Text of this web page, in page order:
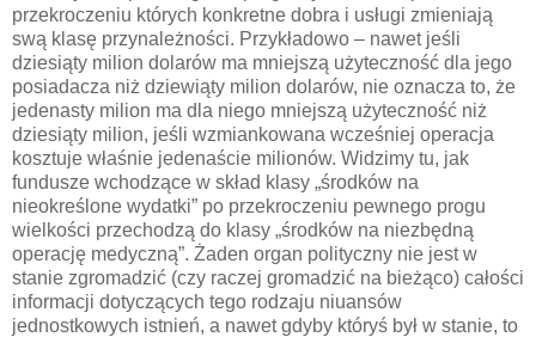
przekroczeniu których konkretne dobra i usługi zmieniają
swą klasę przynależności. Przykładowo – nawet jeśli
dziesiąty milion dolarów ma mniejszą użyteczność dla jego
posiadacza niż dziewiąty milion dolarów, nie oznacza to, że
jedenasty milion ma dla niego mniejszą użyteczność niż
dziesiąty milion, jeśli wzmiankowana wcześniej operacja
kosztuje właśnie jedenaście milionów. Widzimy tu, jak
fundusze wchodzące w skład klasy „środków na
nieokreślone wydatki” po przekroczeniu pewnego progu
wielkości przechodzą do klasy „środków na niezbędną
operację medyczną”. Żaden organ polityczny nie jest w
stanie zgromadzić (czy raczej gromadzić na bieżąco) całości
informacji dotyczących tego rodzaju niuansów
jednostkowych istnień, a nawet gdyby któryś był w stanie, to